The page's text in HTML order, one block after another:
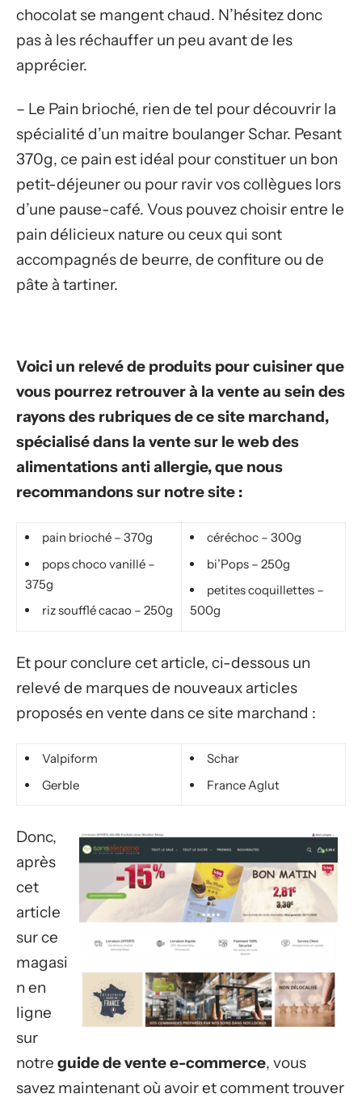
chocolat se mangent chaud. N’hésitez donc
pas à les réchauffer un peu avant de les
apprécier.
– Le Pain brioché, rien de tel pour découvrir la
spécialité d’un maitre boulanger Schar. Pesant
370g, ce pain est idéal pour constituer un bon
petit-déjeuner ou pour ravir vos collègues lors
d’une pause-café. Vous pouvez choisir entre le
pain délicieux nature ou ceux qui sont
accompagnés de beurre, de confiture ou de
pâte à tartiner.
Voici un relevé de produits pour cuisiner que
vous pourrez retrouver à la vente au sein des
rayons des rubriques de ce site marchand,
spécialisé dans la vente sur le web des
alimentations anti allergie, que nous
recommandons sur notre site :
pain brioché – 370g
pops choco vanillé –
375g
riz soufflé cacao – 250g
céréchoc – 300g
bi’Pops – 250g
petites coquillettes –
500g
Et pour conclure cet article, ci-dessous un
relevé de marques de nouveaux articles
proposés en vente dans ce site marchand :
Valpiform
Gerble
Schar
France Aglut
Donc,
après
cet
article
sur ce
magasi
n en
ligne
sur
notre guide de vente e-commerce, vous
savez maintenant où avoir et comment trouver